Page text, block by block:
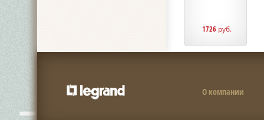
1726 руб.
О компании